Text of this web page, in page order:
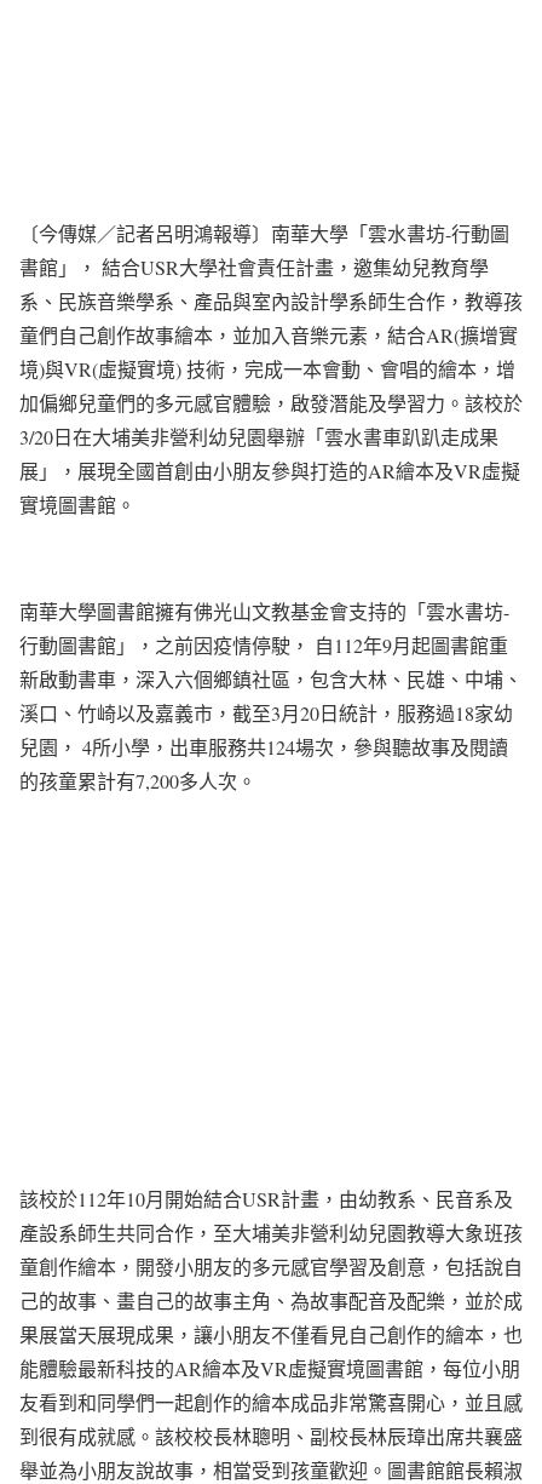
〔今傳媒／記者呂明鴻報導〕南華大學「雲水書坊-行動圖
書館」， 結合USR大學社會責任計畫，邀集幼兒教育學
系、民族音樂學系、產品與室內設計學系師生合作，教導孩
童們自己創作故事繪本，並加入音樂元素，結合AR(擴增實
境)與VR(虛擬實境) 技術，完成一本會動、會唱的繪本，增
加偏鄉兒童們的多元感官體驗，啟發潛能及學習力。該校於
3/20日在大埔美非營利幼兒園舉辦「雲水書車趴趴走成果
展」，展現全國首創由小朋友參與打造的AR繪本及VR虛擬
實境圖書館。
南華大學圖書館擁有佛光山文教基金會支持的「雲水書坊-
行動圖書館」，之前因疫情停駛， 自112年9月起圖書館重
新啟動書車，深入六個鄉鎮社區，包含大林、民雄、中埔、
溪口、竹崎以及嘉義市，截至3月20日統計，服務過18家幼
兒園， 4所小學，出車服務共124場次，參與聽故事及閱讀
的孩童累計有7,200多人次。
該校於112年10月開始結合USR計畫，由幼教系、民音系及
產設系師生共同合作，至大埔美非營利幼兒園教導大象班孩
童創作繪本，開發小朋友的多元感官學習及創意，包括說自
己的故事、畫自己的故事主角、為故事配音及配樂，並於成
果展當天展現成果，讓小朋友不僅看見自己創作的繪本，也
能體驗最新科技的AR繪本及VR虛擬實境圖書館，每位小朋
友看到和同學們一起創作的繪本成品非常驚喜開心，並且感
到很有成就感。該校校長林聰明、副校長林辰璋出席共襄盛
舉並為小朋友說故事，相當受到孩童歡迎。圖書館館長賴淑